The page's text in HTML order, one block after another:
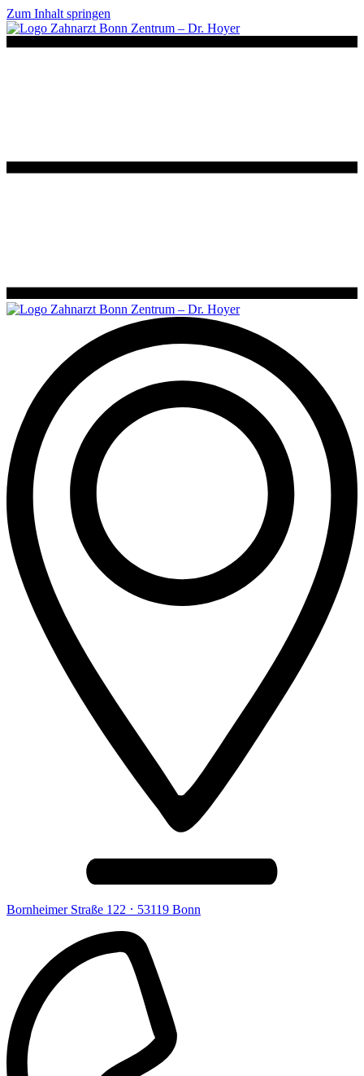
Zum Inhalt springen
Bornheimer Straße 122 · 53119 Bonn